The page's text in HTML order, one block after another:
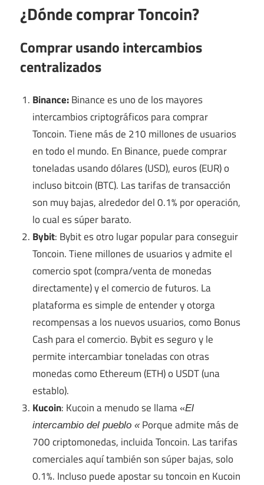
¿Dónde comprar Toncoin?
Comprar usando intercambios
centralizados
Binance:Binance es uno de los mayores
intercambios criptográficos para comprar
Toncoin. Tiene más de 210 millones de usuarios
en todo el mundo. En Binance, puede comprar
toneladas usando dólares (USD), euros (EUR) o
incluso bitcoin (BTC). Las tarifas de transacción
son muy bajas, alrededor del 0.1% por operación,
lo cual es súper barato.
Bybit: Bybit es otro lugar popular para conseguir
Toncoin. Tiene millones de usuarios y admite el
comercio spot (compra/venta de monedas
directamente) y el comercio de futuros. La
plataforma es simple de entender y otorga
recompensas a los nuevos usuarios, como Bonus
Cash para el comercio. Bybit es seguro y le
permite intercambiar toneladas con otras
monedas como Ethereum (ETH) o USDT (una
establo).
Kucoin: Kucoin a menudo se llama «El
intercambio del pueblo «Porque admite más de
700 criptomonedas, incluida Toncoin. Las tarifas
comerciales aquí también son súper bajas, solo
0.1%. Incluso puede apostar su toncoin en Kucoin